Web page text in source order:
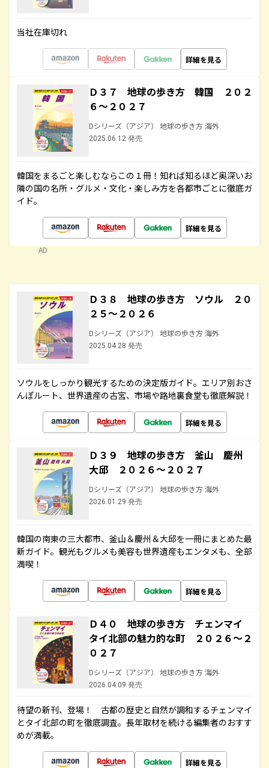
当社在庫切れ
詳細を見る
Ｄ３７ 地球の歩き方 韓国 ２０２
６～２０２７
Dシリーズ（アジア） 地球の歩き方 海外
2025.06.12 発売
韓国をまるごと楽しむならこの１冊！知れば知るほど奥深いお
隣の国の名所・グルメ・文化・楽しみ方を各都市ごとに徹底ガ
イド。
詳細を見る
AD
Ｄ３８ 地球の歩き方 ソウル ２０
２５～２０２６
Dシリーズ（アジア） 地球の歩き方 海外
2025.04.28 発売
ソウルをしっかり観光するための決定版ガイド。エリア別おさ
んぽルート、世界遺産の古宮、市場や路地裏食堂も徹底解説！
詳細を見る
Ｄ３９ 地球の歩き方 釜山 慶州
大邱 ２０２６～２０２７
Dシリーズ（アジア） 地球の歩き方 海外
2026.01.29 発売
韓国の南東の三大都市、釜山＆慶州＆大邱を一冊にまとめた最
新ガイド。観光もグルメも美容も世界遺産もエンタメも、全部
満喫！
詳細を見る
Ｄ４０ 地球の歩き方 チェンマイ
タイ北部の魅力的な町 ２０２６～２
０２７
Dシリーズ（アジア） 地球の歩き方 海外
2026.04.09 発売
待望の新刊、登場！ 古都の歴史と自然が調和するチェンマイ
とタイ北部の町を徹底調査。長年取材を続ける編集者のおすす
めが満載。
詳細を見る